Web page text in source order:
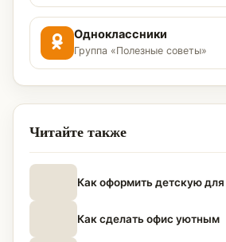
Одноклассники
Группа «Полезные советы»
Читайте также
Как оформить детскую
Как сделать офис уютным